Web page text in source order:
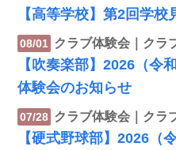
【高等学校】第2回学
08/01 クラブ体験会｜クラ
【吹奏楽部】2026（令
体験会のお知らせ
07/28 クラブ体験会｜クラ
【硬式野球部】2026（